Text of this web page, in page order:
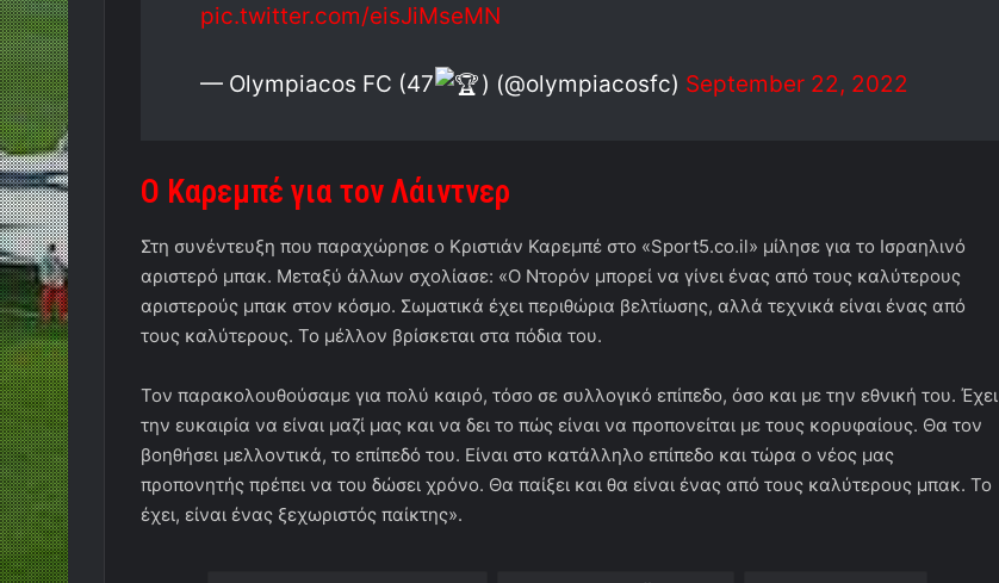
pic.twitter.com/eisJiMseMN
— Olympiacos FC (47 ) (@olympiacosfc) September 22, 2022
Ο Καρεμπέ για τον Λάιντνερ
Στη συνέντευξη που παραχώρησε ο Κριστιάν Καρεμπέ στο «Sport5.co.il» μίλησε για το Ισραηλινό
αριστερό μπακ. Μεταξύ άλλων σχολίασε: «Ο Ντορόν μπορεί να γίνει ένας από τους καλύτερους
αριστερούς μπακ στον κόσμο. Σωματικά έχει περιθώρια βελτίωσης, αλλά τεχνικά είναι ένας από
τους καλύτερους. Το μέλλον βρίσκεται στα πόδια του.
Τον παρακολουθούσαμε για πολύ καιρό, τόσο σε συλλογικό επίπεδο, όσο και με την εθνική του. Έχει
την ευκαιρία να είναι μαζί μας και να δει το πώς είναι να προπονείται με τους κορυφαίους. Θα τον
βοηθήσει μελλοντικά, το επίπεδό του. Είναι στο κατάλληλο επίπεδο και τώρα ο νέος μας
προπονητής πρέπει να του δώσει χρόνο. Θα παίξει και θα είναι ένας από τους καλύτερους μπακ. Το
έχει, είναι ένας ξεχωριστός παίκτης».